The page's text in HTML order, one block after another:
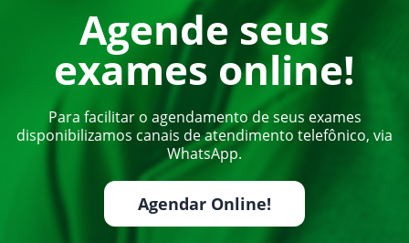
Agende seus
exames online!
Para facilitar o agendamento de seus exames
disponibilizamos canais de atendimento telefônico, via
WhatsApp.
Agendar Online!